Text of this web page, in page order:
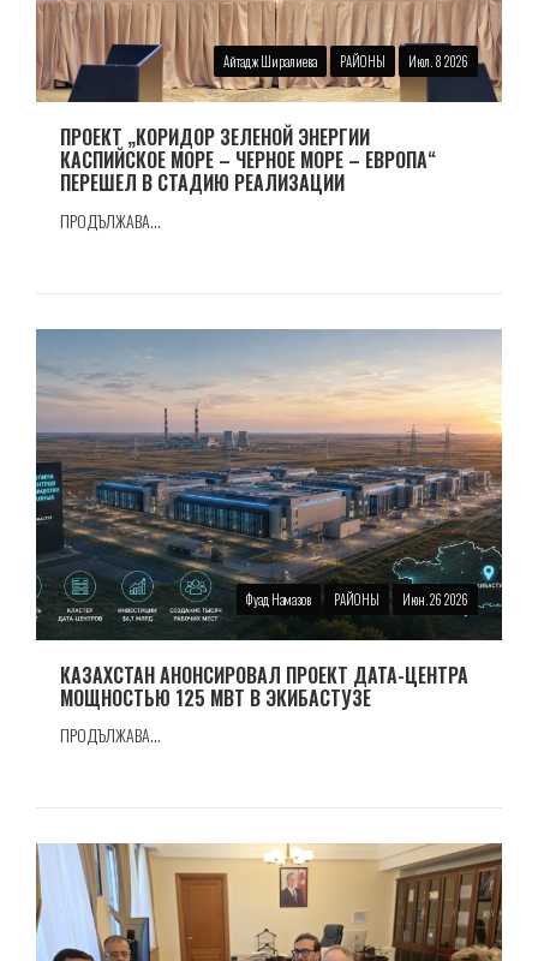
Айтадж Ширалиева РАЙОНЫ Июл. 8 2026
ПРОЕКТ „КОРИДОР ЗЕЛЕНОЙ ЭНЕРГИИ
КАСПИЙСКОЕ МОРЕ – ЧЕРНОЕ МОРЕ – ЕВРОПА“
ПЕРЕШЕЛ В СТАДИЮ РЕАЛИЗАЦИИ
ПРОДЪЛЖАВА...
Фуад Намазов РАЙОНЫ Июн. 26 2026
КАЗАХСТАН АНОНСИРОВАЛ ПРОЕКТ ДАТА-ЦЕНТРА
МОЩНОСТЬЮ 125 МВТ В ЭКИБАСТУЗЕ
ПРОДЪЛЖАВА...